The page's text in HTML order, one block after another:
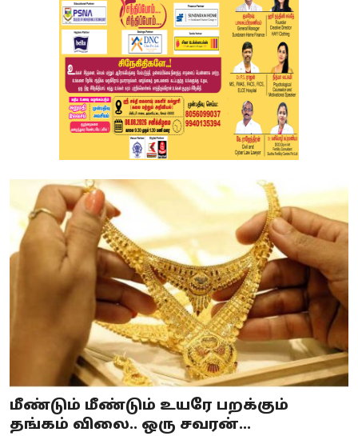
மீண்டும் மீண்டும் உயரே பறக்கும்
தங்கம் விலை.. ஒரு சவரன்...